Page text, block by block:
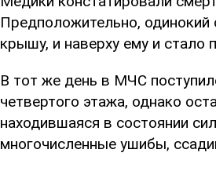
Предположительно,
крышу, и наверху ему и стало
В тот же день в МЧС
четвертого этажа, однако
находившаяся в состоянии
многочисленные ушибы,